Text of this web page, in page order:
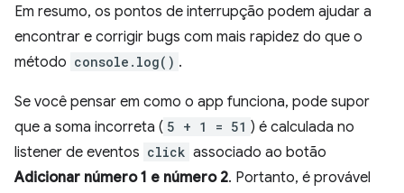
Em resumo, os pontos de interrupção podem ajudar a
encontrar e corrigir bugs com mais rapidez do que o
método console.log() .
Se você pensar em como o app funciona, pode supor
que a soma incorreta ( 5 + 1 = 51 ) é calculada no
listener de eventos click associado ao botão
Adicionar número 1 e número 2. Portanto, é provável